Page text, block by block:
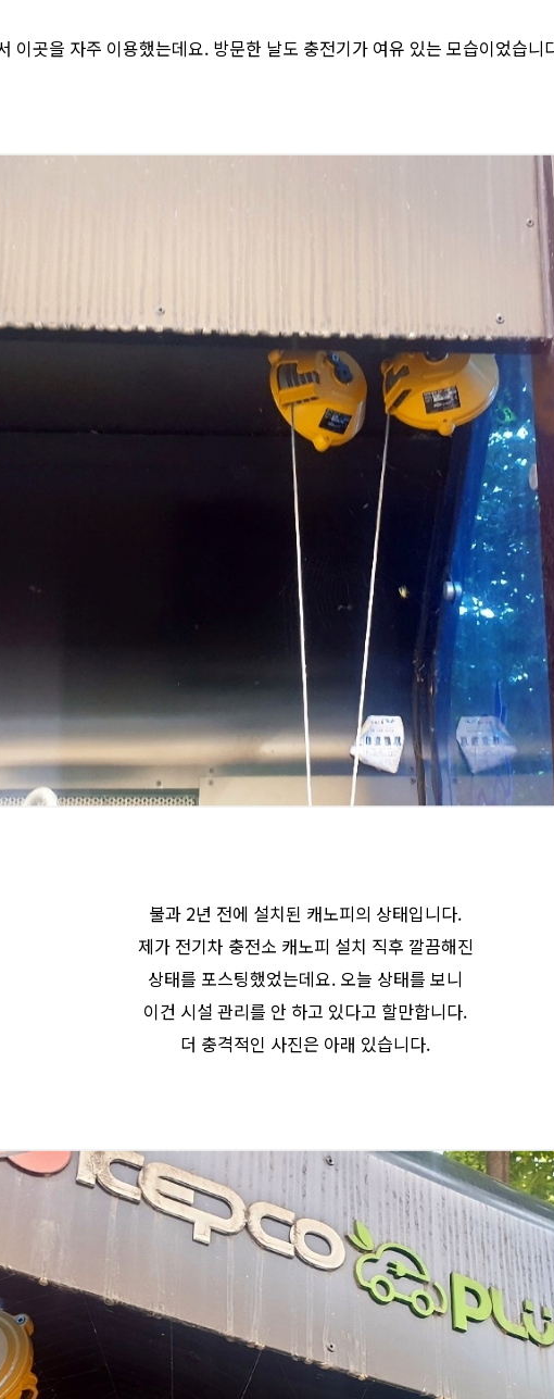
이곳을 자주 이용했는데요. 방문한 날도 충전기가 여유 있는 모습이었습니
불과 2년 전에 설치된 캐노피의 상태입니다.
제가 전기차 충전소 캐노피 설치 직후 깔끔해진
상태를 포스팅했었는데요. 오늘 상태를 보니
이건 시설 관리를 안 하고 있다고 할만합니다.
더 충격적인 사진은 아래 있습니다.